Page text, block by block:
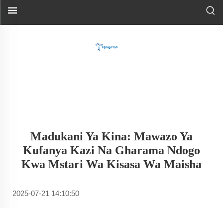
Madukani Ya Kina: Mawazo Ya
Kufanya Kazi Na Gharama Ndogo
Kwa Mstari Wa Kisasa Wa Maisha
2025-07-21 14:10:50